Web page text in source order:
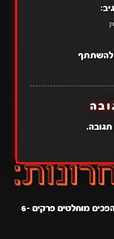
להשתתף
תגובה.
אתה ואני הפכים מוחלטים פרקים 6-